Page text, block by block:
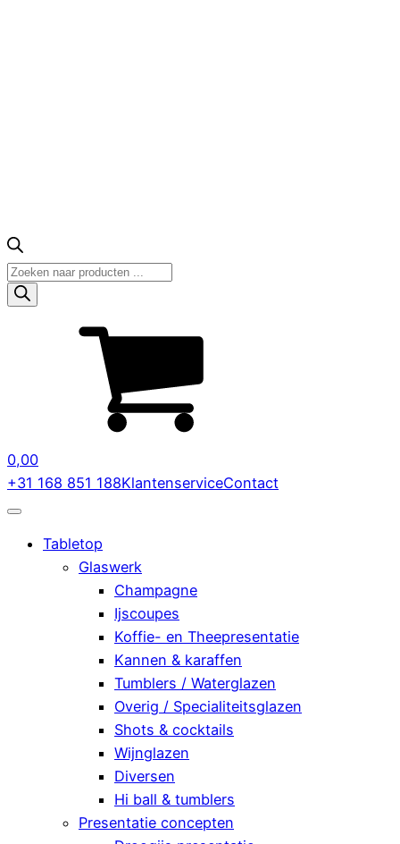
Producten
zoeken
0,00
+31 168 851 188KlantenserviceContact
Tabletop
Glaswerk
Champagne
Ijscoupes
Koffie- en Theepresentatie
Kannen & karaffen
Tumblers / Waterglazen
Overig / Specialiteitsglazen
Shots & cocktails
Wijnglazen
Diversen
Hi ball & tumblers
Presentatie concepten